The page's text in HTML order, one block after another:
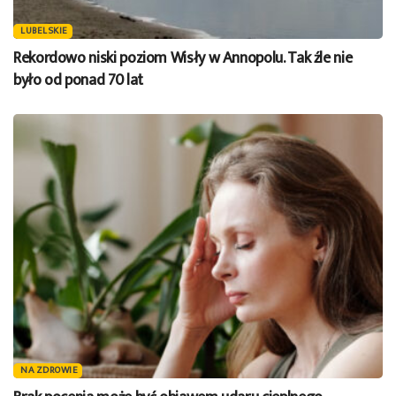
LUBELSKIE
Rekordowo niski poziom Wisły w Annopolu. Tak źle nie
było od ponad 70 lat
NA ZDROWIE